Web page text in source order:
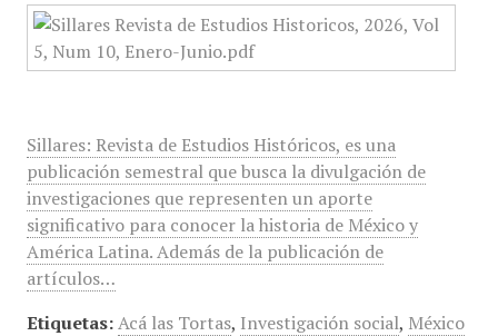
Sillares: Revista de Estudios Históricos, es una
publicación semestral que busca la divulgación de
investigaciones que representen un aporte
significativo para conocer la historia de México y
América Latina. Además de la publicación de
artículos…
Etiquetas: Acá las Tortas, Investigación social, México